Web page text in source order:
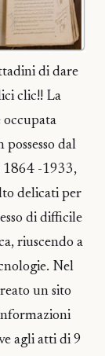
di dare
clic!! La
occupata
dal
1864 -1933,
delicati per
di difficile
riuscendo a
Nel
un sito
agli atti di 9